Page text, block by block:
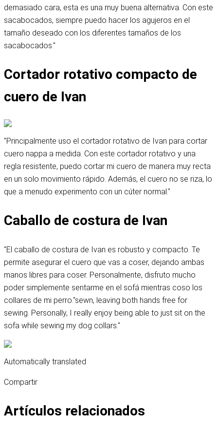
demasiado cara, esta es una muy buena alternativa. Con este
sacabocados, siempre puedo hacer los agujeros en el
tamaño deseado con los diferentes tamaños de los
sacabocados."
Cortador rotativo compacto de
cuero de Ivan
"Principalmente uso el cortador rotativo de Ivan para cortar
cuero nappa a medida. Con este cortador rotativo y una
regla resistente, puedo cortar mi cuero de manera muy recta
en un solo movimiento rápido. Además, el cuero no se riza, lo
que a menudo experimento con un cúter normal."
Caballo de costura de Ivan
"El caballo de costura de Ivan es robusto y compacto. Te
permite asegurar el cuero que vas a coser, dejando ambas
manos libres para coser. Personalmente, disfruto mucho
poder simplemente sentarme en el sofá mientras coso los
collares de mi perro."sewn, leaving both hands free for
sewing. Personally, I really enjoy being able to just sit on the
sofa while sewing my dog collars."
Automatically translated
Compartir
Artículos relacionados